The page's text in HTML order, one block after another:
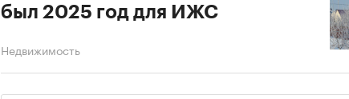
был 2025 год для ИЖС
Недвижимость